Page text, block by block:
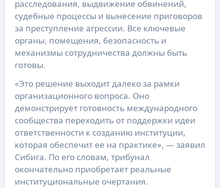
расследования, выдвижение обвинений,
судебные процессы и вынесение приговоров
за преступление агрессии. Все ключевые
органы, помещения, безопасность и
механизмы сотрудничества должны быть
готовы.
«Это решение выходит далеко за рамки
организационного вопроса. Оно
демонстрирует готовность международного
сообщества переходить от поддержки идеи
ответственности к созданию институции,
которая обеспечит ее на практике», — заявил
Сибига. По его словам, трибунал
окончательно приобретает реальные
институциональные очертания.